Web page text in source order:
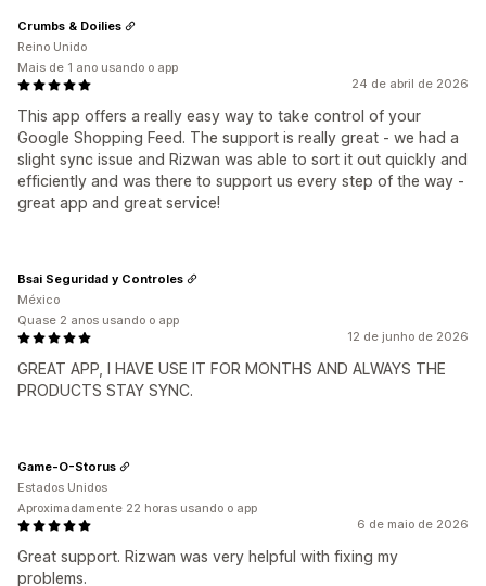
24 de abril de 2026
This app offers a really easy way to take control of your
Google Shopping Feed. The support is really great - we had a
slight sync issue and Rizwan was able to sort it out quickly and
efficiently and was there to support us every step of the way -
great app and great service!
Crumbs & Doilies
Reino Unido
Mais de 1 ano usando o app
12 de junho de 2026
GREAT APP, I HAVE USE IT FOR MONTHS AND ALWAYS THE
PRODUCTS STAY SYNC.
Bsai Seguridad y Controles
México
Quase 2 anos usando o app
6 de maio de 2026
Great support. Rizwan was very helpful with fixing my
problems.
Game-O-Storus
Estados Unidos
Aproximadamente 22 horas usando o app